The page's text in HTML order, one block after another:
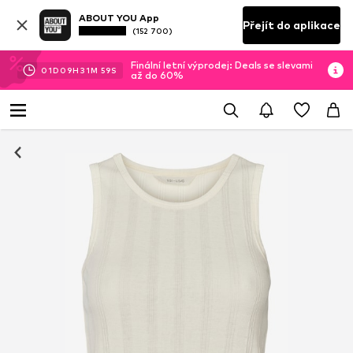
ABOUT YOU App
(152 700) Přejít do aplikace
01D 09H 31M 58S
Finální letní výprodej: Deals se slevami
až do 60%